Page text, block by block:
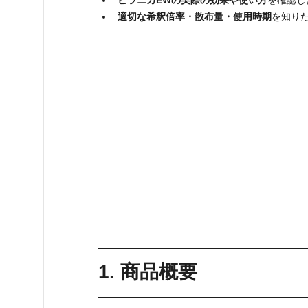
適切な希釈倍率・散布量・使用時期を知り
1. 商品概要